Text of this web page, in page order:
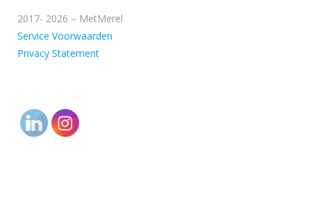
2017- 2026 – MetMerel
Service Voorwaarden
Privacy Statement